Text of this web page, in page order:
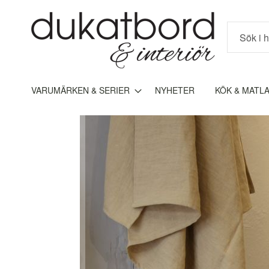
Sök
VARUMÄRKEN & SERIER NYHETER KÖK &